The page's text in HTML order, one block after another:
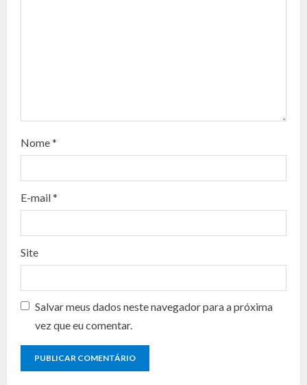
a
d
n
g
Nome*
E-mail*
Site
Salvar meus dados neste navegador para a próxima
vez que eu comentar.